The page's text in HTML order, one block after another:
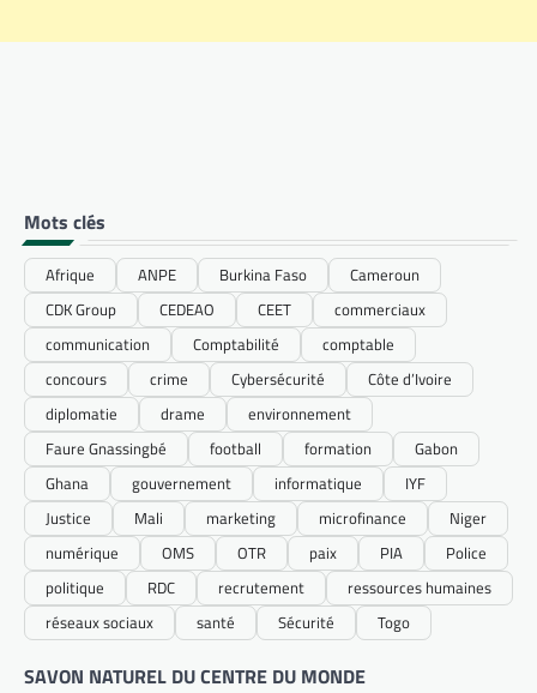
Mots clés
Afrique ANPE Burkina Faso
Cameroun
CDK Group
CEDEAO CEET
commerciaux
communication
Comptabilité
comptable
concours
crime Cybersécurité
Côte d’Ivoire
diplomatie
drame
environnement
Faure Gnassingbé
football formation
Gabon
Ghana
gouvernement informatique
IYF
Justice
Mali marketing microfinance
Niger
numérique
OMS OTR paix PIA
Police
politique
RDC recrutement
ressources humaines
réseaux sociaux
santé Sécurité Togo
SAVON NATUREL DU CENTRE DU MONDE